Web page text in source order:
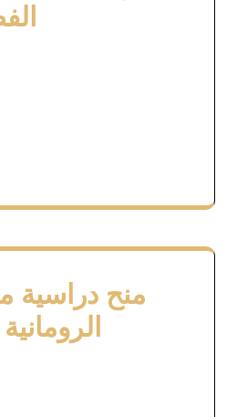
منح دراسية
الرومانية 2026-2027